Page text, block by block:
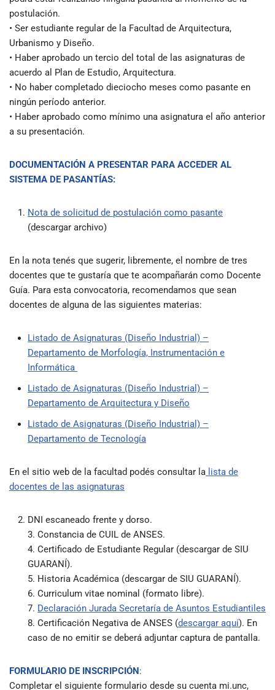
postulación.
• Ser estudiante regular de la Facultad de Arquitectura,
Urbanismo y Diseño.
• Haber aprobado un tercio del total de las asignaturas de
acuerdo al Plan de Estudio, Arquitectura.
• No haber completado dieciocho meses como pasante en
ningún período anterior.
• Haber aprobado como mínimo una asignatura el año anterior
a su presentación.
DOCUMENTACIÓN A PRESENTAR PARA ACCEDER AL
SISTEMA DE PASANTÍAS:
Nota de solicitud de postulación como pasante
(descargar archivo)
En la nota tenés que sugerir, libremente, el nombre de tres
docentes que te gustaría que te acompañarán como Docente
Guía. Para esta convocatoria, recomendamos que sean
docentes de alguna de las siguientes materias:
Listado de Asignaturas (Diseño Industrial) –
Departamento de Morfología, Instrumentación e
Informática
Listado de Asignaturas (Diseño Industrial) –
Departamento de Arquitectura y Diseño
Listado de Asignaturas (Diseño Industrial) –
Departamento de Tecnología
En el sitio web de la facultad podés consultar la lista de
docentes de las asignaturas
DNI escaneado frente y dorso.
3. Constancia de CUIL de ANSES.
4. Certificado de Estudiante Regular (descargar de SIU
GUARANÍ).
5. Historia Académica (descargar de SIU GUARANÍ).
6. Curriculum vitae nominal (formato libre).
7. Declaración Jurada Secretaría de Asuntos Estudiantiles
8. Certificación Negativa de ANSES (descargar aquí). En
caso de no emitir se deberá adjuntar captura de pantalla.
FORMULARIO DE INSCRIPCIÓN:
Completar el siguiente formulario desde su cuenta mi.unc,